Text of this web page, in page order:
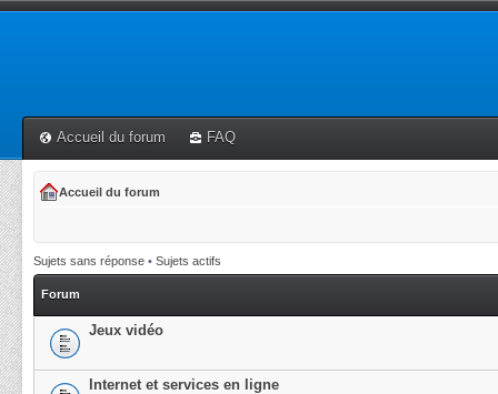
Accueil du forum FAQ
Accueil du forum
Sujets sans réponse • Sujets actifs
Forum
Jeux vidéo
Internet et services en ligne